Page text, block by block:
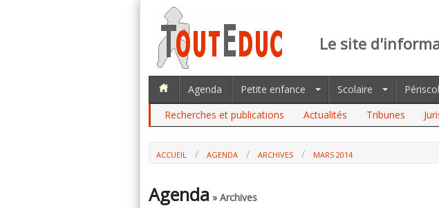
Le site
Agenda Petite enfance Scolaire
Recherches et publications
Actualités Tribunes
ACCUEIL AGENDA ARCHIVES MARS 2014
Agenda » Archives